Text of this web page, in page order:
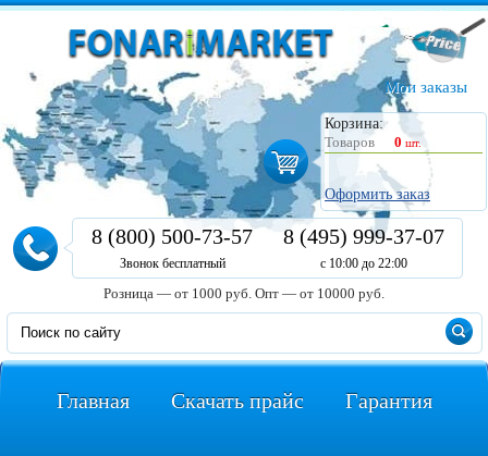
Мои заказы
Корзина:
Товаров
0 шт.
Оформить заказ
8 (800) 500-73-57
Звонок бесплатный
8 (495) 999-37-07
с 10:00 до 22:00
Розница — от 1000 руб. Опт — от 10000 руб.
Главная Скачать прайс Гарантия